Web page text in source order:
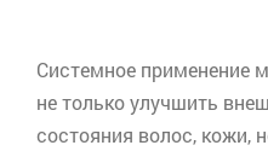
Системное применение
не только улучшить
состояния волос, кожи,